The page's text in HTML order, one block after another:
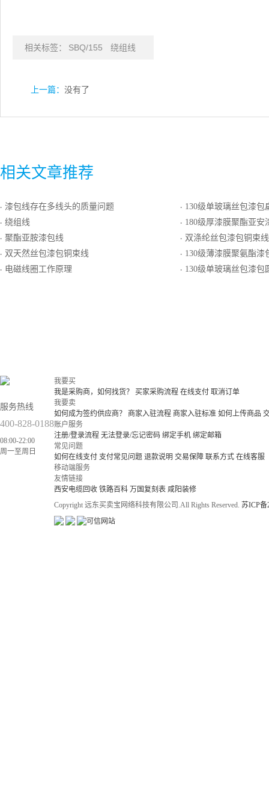
相关标签： SBQ/155 绕组线
上一篇： 没有了
相关文章推荐
· 漆包线存在多线头的质量问题
· 绕组线
· 聚酯亚胺漆包线
· 双天然丝包漆包铜束线
· 电磁线圈工作原理
· 130级单玻璃丝包漆包
· 180级厚漆膜聚酯亚安
· 双涤纶丝包漆包铜束线
· 130级薄漆膜聚氨酯漆
· 130级单玻璃丝包漆包
服务热线
400-828-0188
08:00-22:00
周一至周日
我要买
我是采购商，如何找货？
买家采购流程 在线支付 取消订单
我要卖
如何成为签约供应商？
商家入驻流程 商家入驻标准 如何上传商品
账户服务
注册/登录流程 无法登录/忘记密码 绑定手机 绑定邮箱
常见问题
如何在线支付 支付常见问题 退款说明 交易保障 联系方式 在线客服
移动端服务
友情链接
西安电缆回收 铁路百科 万国复刻表 咸阳装修
Copyright 远东买卖宝网络科技有限公司.All Rights Reserved. 苏ICP备